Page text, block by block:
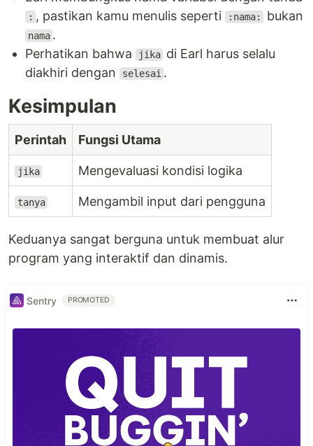
: , pastikan kamu menulis seperti :nama: bukan
nama .
Perhatikan bahwa
jika di Earl harus selalu
diakhiri dengan
selesai .
Kesimpulan
Perintah Fungsi Utama
jika Mengevaluasi kondisi logika
tanya Mengambil input dari pengguna
Keduanya sangat berguna untuk membuat alur
program yang interaktif dan dinamis.
Sentry PROMOTED